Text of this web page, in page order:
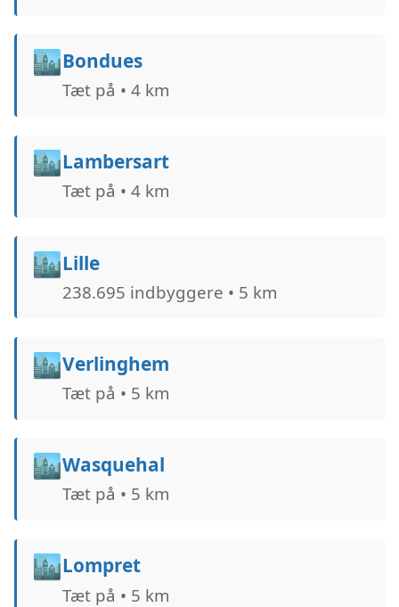
🏙️Bondues
Tæt på • 4 km
🏙️Lambersart
Tæt på • 4 km
🏙️Lille
238.695 indbyggere • 5 km
🏙️Verlinghem
Tæt på • 5 km
🏙️Wasquehal
Tæt på • 5 km
🏙️Lompret
Tæt på • 5 km